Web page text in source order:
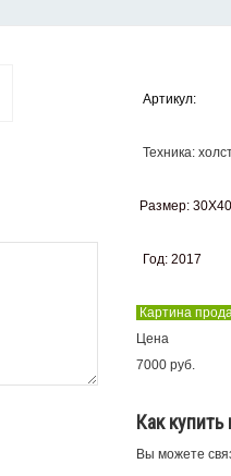
Артикул:
Техника:
Размер: 30Х40
Год: 2017
Картина
Цена
7000 руб.
Как купить
Вы можете